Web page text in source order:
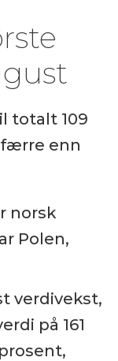
totalt 109
enn
norsk
Polen,
verdivekst,
på 161